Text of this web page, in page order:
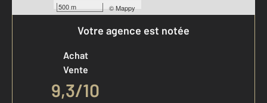
500 m ©Mappy
Votre agence est notée
Achat
Vente
9,3/10